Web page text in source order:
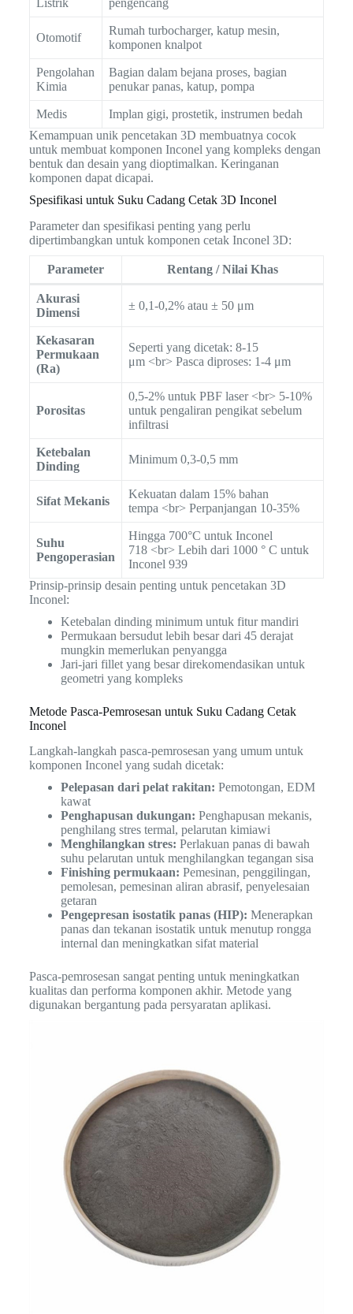
Otomotif
Rumah turbocharger, katup mesin,
komponen knalpot
Pengolahan
Kimia
Bagian dalam bejana proses, bagian
penukar panas, katup, pompa
Medis
Implan gigi, prostetik, instrumen bedah
Kemampuan unik pencetakan 3D membuatnya cocok
untuk membuat komponen Inconel yang kompleks dengan
bentuk dan desain yang dioptimalkan. Keringanan
komponen dapat dicapai.
Spesifikasi untuk Suku Cadang Cetak 3D Inconel
Parameter dan spesifikasi penting yang perlu
dipertimbangkan untuk komponen cetak Inconel 3D:
Parameter Rentang / Nilai Khas
Akurasi
Dimensi
± 0,1-0,2% atau ± 50 μm
Kekasaran
Permukaan
(Ra)
Seperti yang dicetak: 8-15
μm <br> Pasca diproses: 1-4 μm
Porositas
0,5-2% untuk PBF laser <br> 5-10%
untuk pengaliran pengikat sebelum
infiltrasi
Ketebalan
Dinding
Minimum 0,3-0,5 mm
Sifat Mekanis
Kekuatan dalam 15% bahan
tempa <br> Perpanjangan 10-35%
Suhu
Pengoperasian
Hingga 700°C untuk Inconel
718 <br> Lebih dari 1000 ° C untuk
Inconel 939
Prinsip-prinsip desain penting untuk pencetakan 3D
Inconel:
Ketebalan dinding minimum untuk fitur mandiri
Permukaan bersudut lebih besar dari 45 derajat
mungkin memerlukan penyangga
Jari-jari fillet yang besar direkomendasikan untuk
geometri yang kompleks
Metode Pasca-Pemrosesan untuk Suku Cadang Cetak
Inconel
Langkah-langkah pasca-pemrosesan yang umum untuk
komponen Inconel yang sudah dicetak:
Pelepasan dari pelat rakitan: Pemotongan, EDM
kawat
Penghapusan dukungan: Penghapusan mekanis,
penghilang stres termal, pelarutan kimiawi
Menghilangkan stres: Perlakuan panas di bawah
suhu pelarutan untuk menghilangkan tegangan sisa
Finishing permukaan: Pemesinan, penggilingan,
pemolesan, pemesinan aliran abrasif, penyelesaian
getaran
Pengepresan isostatik panas (HIP): Menerapkan
panas dan tekanan isostatik untuk menutup rongga
internal dan meningkatkan sifat material
Pasca-pemrosesan sangat penting untuk meningkatkan
kualitas dan performa komponen akhir. Metode yang
digunakan bergantung pada persyaratan aplikasi.